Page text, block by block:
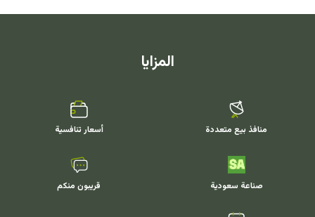
المزايا
منافذ بيع متعددة أسعار تنافسية
صناعة سعودية قريبون منكم